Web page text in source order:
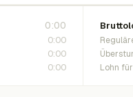
0:00
0:00
0:00
0:00 Lohn